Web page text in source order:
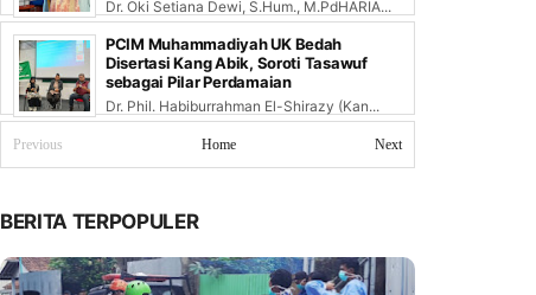
Dr. Oki Setiana Dewi, S.Hum., M.PdHARIA...
PCIM Muhammadiyah UK Bedah
Disertasi Kang Abik, Soroti Tasawuf
sebagai Pilar Perdamaian
Dr. Phil. Habiburrahman El-Shirazy (Kan...
Previous Next
Home
BERITA TERPOPULER